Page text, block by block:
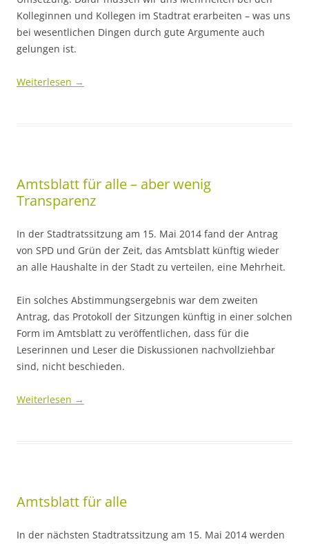
Kolleginnen und Kollegen im Stadtrat erarbeiten – was uns
bei wesentlichen Dingen durch gute Argumente auch
gelungen ist.
Weiterlesen →
Amtsblatt für alle – aber wenig
Transparenz
In der Stadtratssitzung am 15. Mai 2014 fand der Antrag
von SPD und Grün der Zeit, das Amtsblatt künftig wieder
an alle Haushalte in der Stadt zu verteilen, eine Mehrheit.
Ein solches Abstimmungsergebnis war dem zweiten
Antrag, das Protokoll der Sitzungen künftig in einer solchen
Form im Amtsblatt zu veröffentlichen, dass für die
Leserinnen und Leser die Diskussionen nachvollziehbar
sind, nicht beschieden.
Weiterlesen →
Amtsblatt für alle
In der nächsten Stadtratssitzung am 15. Mai 2014 werden